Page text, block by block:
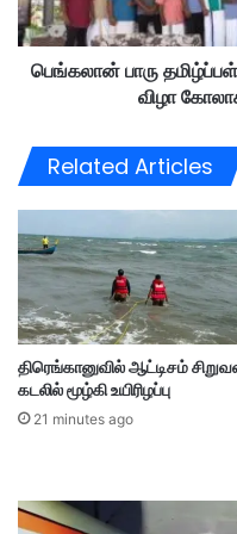
கு
அ
த
வி
;
மு
த
வ
ர்
வி
ஜ
யி
லா
த
மி
ளி
8
-
வ
து
ஆ
ண்
டு
த
ழி
பெங்கலான் பாரு
விழா
Related Articles
திரெங்கானுவில் ஆட்டிசம்
கடலில் மூழ்கி உயிரிழப்பு
21 minutes ago